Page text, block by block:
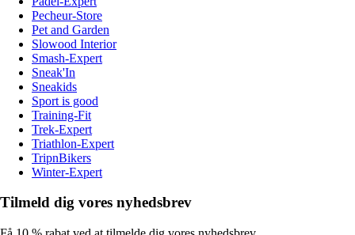
Pecheur-Store
Pet and Garden
Slowood Interior
Smash-Expert
Sneak'In
Sneakids
Sport is good
Training-Fit
Trek-Expert
Triathlon-Expert
TripnBikers
Winter-Expert
Tilmeld dig vores nyhedsbrev